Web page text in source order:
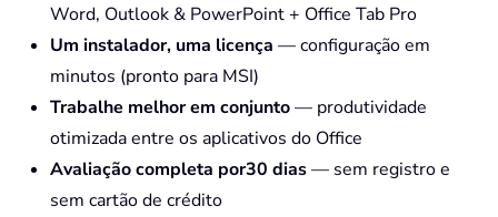
Word, Outlook & PowerPoint + Office Tab Pro
Um instalador, uma licença — configuração em
minutos (pronto para MSI)
Trabalhe melhor em conjunto— produtividade
otimizada entre os aplicativos do Office
Avaliação completa por30 dias— sem registro e
sem cartão de crédito